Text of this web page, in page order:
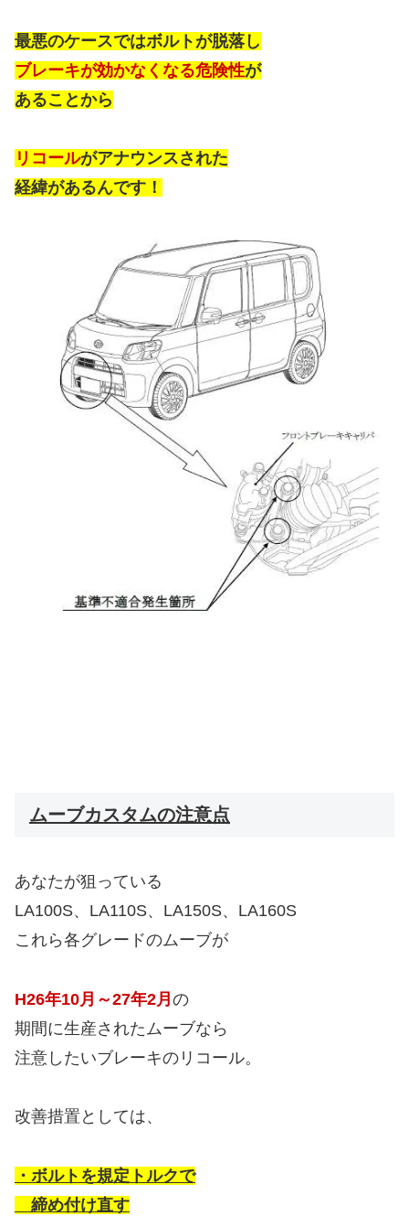
最悪のケースではボルトが脱落し
ブレーキが効かなくなる危険性が
あることから
リコールがアナウンスされた
経緯があるんです！
ムーブカスタムの注意点
あなたが狙っている
LA100S、LA110S、LA150S、LA160S
これら各グレードのムーブが
H26年10月～27年2月 の
期間に生産されたムーブなら
注意したいブレーキのリコール。
改善措置としては、
・ボルトを規定トルクで
締め付け直す